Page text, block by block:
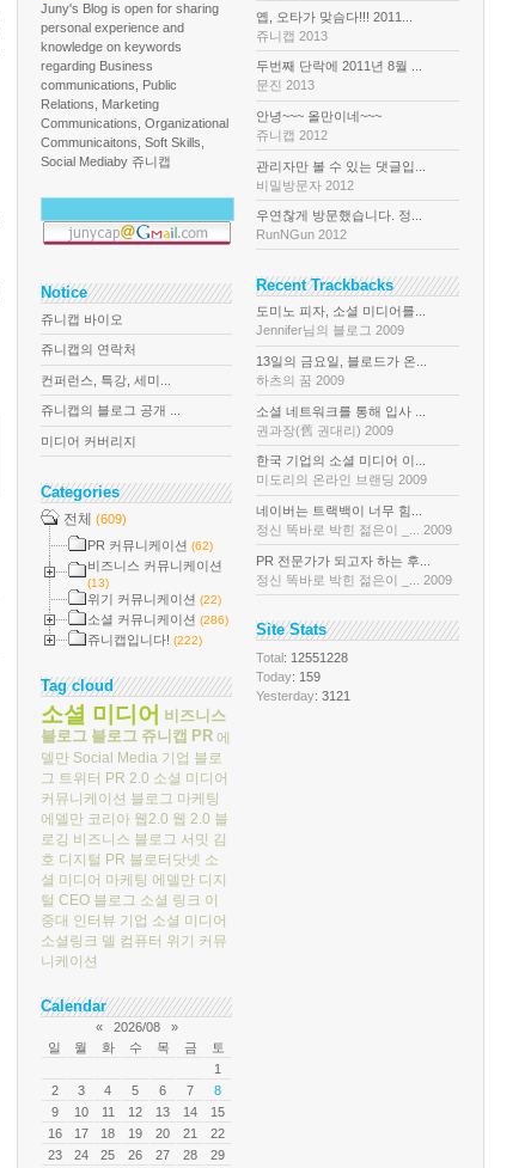
Juny's Blog is open for sharing
personal experience and
knowledge on keywords
regarding Business
communications, Public
Relations, Marketing
Communications, Organizational
Communicaitons, Soft Skills,
Social Mediaby 쥬니캡
Notice
쥬니캡 바이오
쥬니캡의 연락처
컨퍼런스, 특강, 세미...
쥬니캡의 블로그 공개 ...
미디어 커버리지
Categories
전체 (609)
PR 커뮤니케이션 (62)
비즈니스 커뮤니케이션
(13)
위기 커뮤니케이션 (22)
소셜 커뮤니케이션 (286)
쥬니캡입니다! (222)
Tag cloud
소셜 미디어 비즈니스
블로그 블로그 쥬니캡 PR 에
델만 Social Media 기업 블로
그 트위터 PR 2.0 소셜 미디어
커뮤니케이션 블로그 마케팅
에델만 코리아 웹2.0 웹 2.0 블
로깅 비즈니스 블로그 서밋 김
호 디지털 PR 블로터닷넷 소
셜 미디어 마케팅 에델만 디지
털 CEO 블로그 소셜 링크 이
중대 인터뷰 기업 소셜 미디어
소셜링크 델 컴퓨터 위기 커뮤
니케이션
Calendar
« 2026/08
»
일
월 화 수 목 금
토
1
2
3 4 5 6 7
8
9
10 11 12 13 14
15
16
17 18 19 20 21
22
23
24 25 26 27 28 29
옙, 오타가 맞슴다!!! 2011...
쥬니캡 2013
두번째 단락에 2011년 8월 ...
문진 2013
안녕~~~ 올만이네~~~
쥬니캡 2012
관리자만 볼 수 있는 댓글입...
비밀방문자 2012
우연찮게 방문했습니다. 정...
RunNGun 2012
Recent Trackbacks
도미노 피자, 소셜 미디어를...
Jennifer님의 블로그 2009
13일의 금요일, 블로드가 온...
하츠의 꿈 2009
소셜 네트워크를 통해 입사 ...
권과장(舊 권대리) 2009
한국 기업의 소셜 미디어 이...
미도리의 온라인 브랜딩 2009
네이버는 트랙백이 너무 힘...
정신 똑바로 박힌 젊은이 _... 2009
PR 전문가가 되고자 하는 후...
정신 똑바로 박힌 젊은이 _... 2009
Site Stats
Total: 12551228
Today: 159
Yesterday: 3121